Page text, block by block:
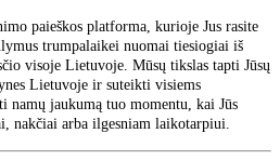
paieškos platforma, kurioje Jus rasite
trumpalaikei nuomai tiesiogiai iš
visoje Lietuvoje. Mūsų tikslas tapti Jūsų
Lietuvoje ir suteikti visiems
namų jaukumą tuo momentu, kai Jūs
nakčiai arba ilgesniam laikotarpiui.